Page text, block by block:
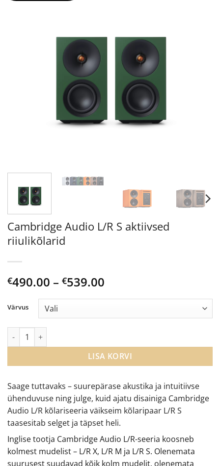
Cambridge Audio L/R S aktiivsed
riiulikõlarid
€490.00 – €539.00
through
Saage tuttavaks – suurepärase akustika ja intuitiivse
ühenduvuse ning julge, kuid ajatu disainiga Cambridge
Audio L/R kõlariseeria väikseim kõlaripaar L/R S
taasesitab selget ja täpset heli.
Inglise tootja Cambridge Audio L/R-seeria koosneb
kolmest mudelist – L/R X, L/R M ja L/R S. Olenemata
suurusest suudavad kõik kolm mudelit, olenemata
Värvus
Cambridge Audio L/R S aktiivsed riiulikõlarid kogus
LISA KORVI